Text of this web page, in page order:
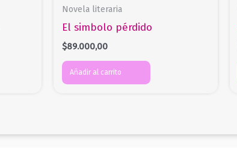
Novela literaria
El simbolo pérdido
$89.000,00
Añadir al carrito